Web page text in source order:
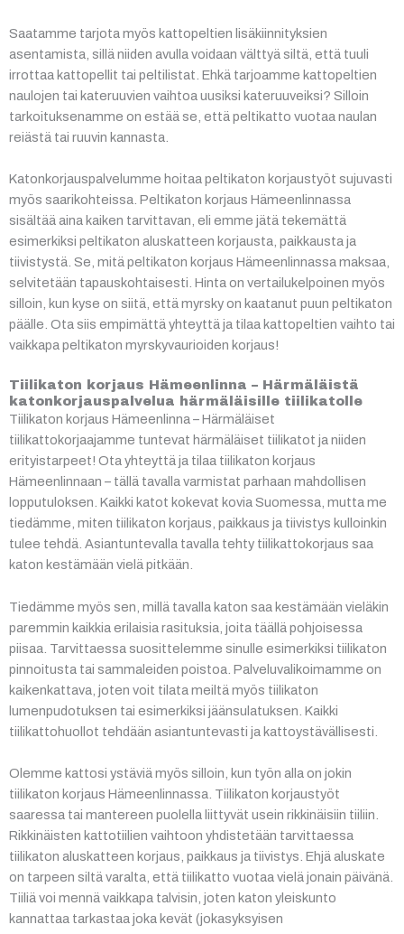
Saatamme tarjota myös kattopeltien lisäkiinnityksien
asentamista, sillä niiden avulla voidaan välttyä siltä, että tuuli
irrottaa kattopellit tai peltilistat. Ehkä tarjoamme kattopeltien
naulojen tai kateruuvien vaihtoa uusiksi kateruuveiksi? Silloin
tarkoituksenamme on estää se, että peltikatto vuotaa naulan
reiästä tai ruuvin kannasta.
Katonkorjauspalvelumme hoitaa peltikaton korjaustyöt sujuvasti
myös saarikohteissa. Peltikaton korjaus Hämeenlinnassa
sisältää aina kaiken tarvittavan, eli emme jätä tekemättä
esimerkiksi peltikaton aluskatteen korjausta, paikkausta ja
tiivistystä. Se, mitä peltikaton korjaus Hämeenlinnassa maksaa,
selvitetään tapauskohtaisesti. Hinta on vertailukelpoinen myös
silloin, kun kyse on siitä, että myrsky on kaatanut puun peltikaton
päälle. Ota siis empimättä yhteyttä ja tilaa kattopeltien vaihto tai
vaikkapa peltikaton myrskyvaurioiden korjaus!
Tiilikaton korjaus Hämeenlinna – Härmäläistä
katonkorjauspalvelua härmäläisille tiilikatolle
Tiilikaton korjaus Hämeenlinna – Härmäläiset
tiilikattokorjaajamme tuntevat härmäläiset tiilikatot ja niiden
erityistarpeet! Ota yhteyttä ja tilaa tiilikaton korjaus
Hämeenlinnaan – tällä tavalla varmistat parhaan mahdollisen
lopputuloksen. Kaikki katot kokevat kovia Suomessa, mutta me
tiedämme, miten tiilikaton korjaus, paikkaus ja tiivistys kulloinkin
tulee tehdä. Asiantuntevalla tavalla tehty tiilikattokorjaus saa
katon kestämään vielä pitkään.
Tiedämme myös sen, millä tavalla katon saa kestämään vieläkin
paremmin kaikkia erilaisia rasituksia, joita täällä pohjoisessa
piisaa. Tarvittaessa suosittelemme sinulle esimerkiksi tiilikaton
pinnoitusta tai sammaleiden poistoa. Palveluvalikoimamme on
kaikenkattava, joten voit tilata meiltä myös tiilikaton
lumenpudotuksen tai esimerkiksi jäänsulatuksen. Kaikki
tiilikattohuollot tehdään asiantuntevasti ja kattoystävällisesti.
Olemme kattosi ystäviä myös silloin, kun työn alla on jokin
tiilikaton korjaus Hämeenlinnassa. Tiilikaton korjaustyöt
saaressa tai mantereen puolella liittyvät usein rikkinäisiin tiiliin.
Rikkinäisten kattotiilien vaihtoon yhdistetään tarvittaessa
tiilikaton aluskatteen korjaus, paikkaus ja tiivistys. Ehjä aluskate
on tarpeen siltä varalta, että tiilikatto vuotaa vielä jonain päivänä.
Tiiliä voi mennä vaikkapa talvisin, joten katon yleiskunto
kannattaa tarkastaa joka kevät (jokasyksyisen